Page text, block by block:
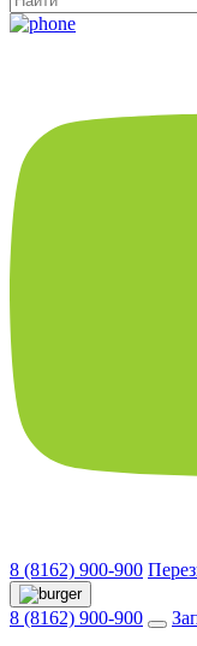
8 (8162) 900-900
8 (8162) 900-900